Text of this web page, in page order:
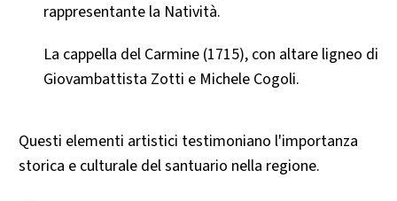
rappresentante la Natività.​
La cappella del Carmine (1715), con altare ligneo di
Giovambattista Zotti e Michele Cogoli.​
Questi elementi artistici testimoniano l'importanza
storica e culturale del santuario nella regione.​